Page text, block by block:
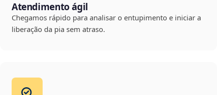
Atendimento ágil
Chegamos rápido para analisar o entupimento e iniciar a
liberação da pia sem atraso.